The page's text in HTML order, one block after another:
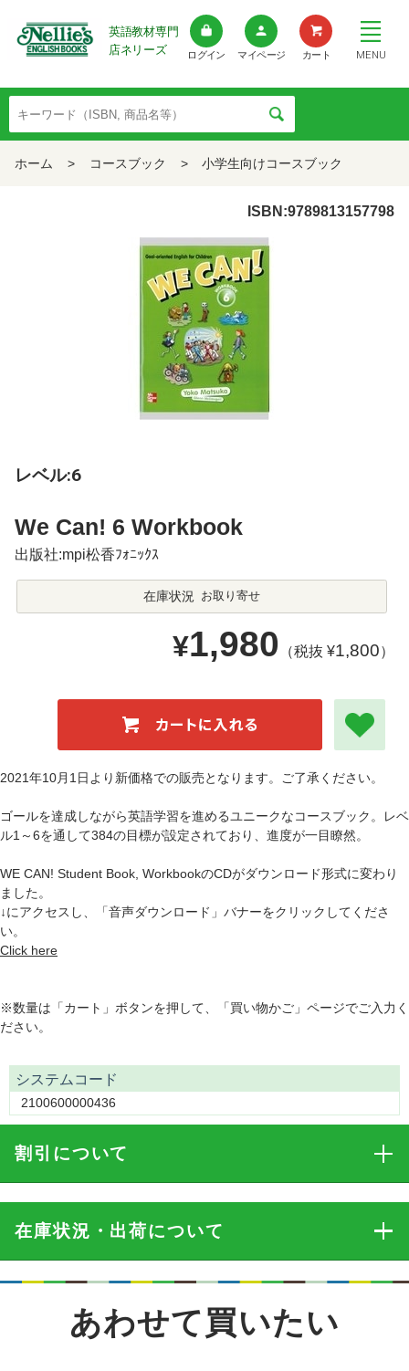
英語教材専門
店ネリーズ
ログイン マイページ カート MENU
ホーム > コースブック > 小学生向けコースブック
ISBN:9789813157798
レベル:6
We Can! 6 Workbook
出版社:mpi松香ﾌｫﾆｯｸｽ
在庫状況 お取り寄せ
¥1,980 （税抜 ¥1,800）
2021年10月1日より新価格での販売となります。ご了承ください。
ゴールを達成しながら英語学習を進めるユニークなコースブック。レベ
ル1～6を通して384の目標が設定されており、進度が一目瞭然。
WE CAN! Student Book, WorkbookのCDがダウンロード形式に変わり
ました。
↓にアクセスし、「音声ダウンロード」バナーをクリックしてくださ
い。
Click here
※数量は「カート」ボタンを押して、「買い物かご」ページでご入力く
ださい。
システムコード
2100600000436
割引 について
在庫状況・出荷について
あわせて買いたい